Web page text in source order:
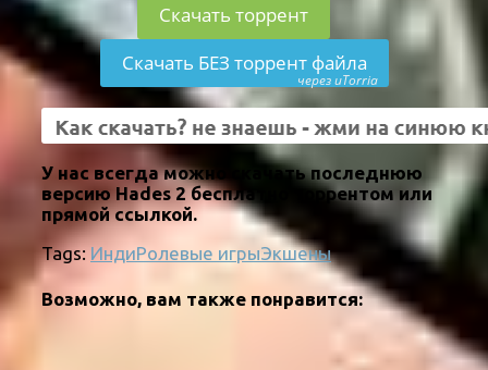
Скачать торрент
Скачать БЕЗ торрент файла
через uTorria
У нас всегда можно скачать последнюю
версию Hades 2 бесплатно торрентом или
прямой ссылкой.
Tags: ИндиРолевые игрыЭкшены
Возможно, вам также понравится: